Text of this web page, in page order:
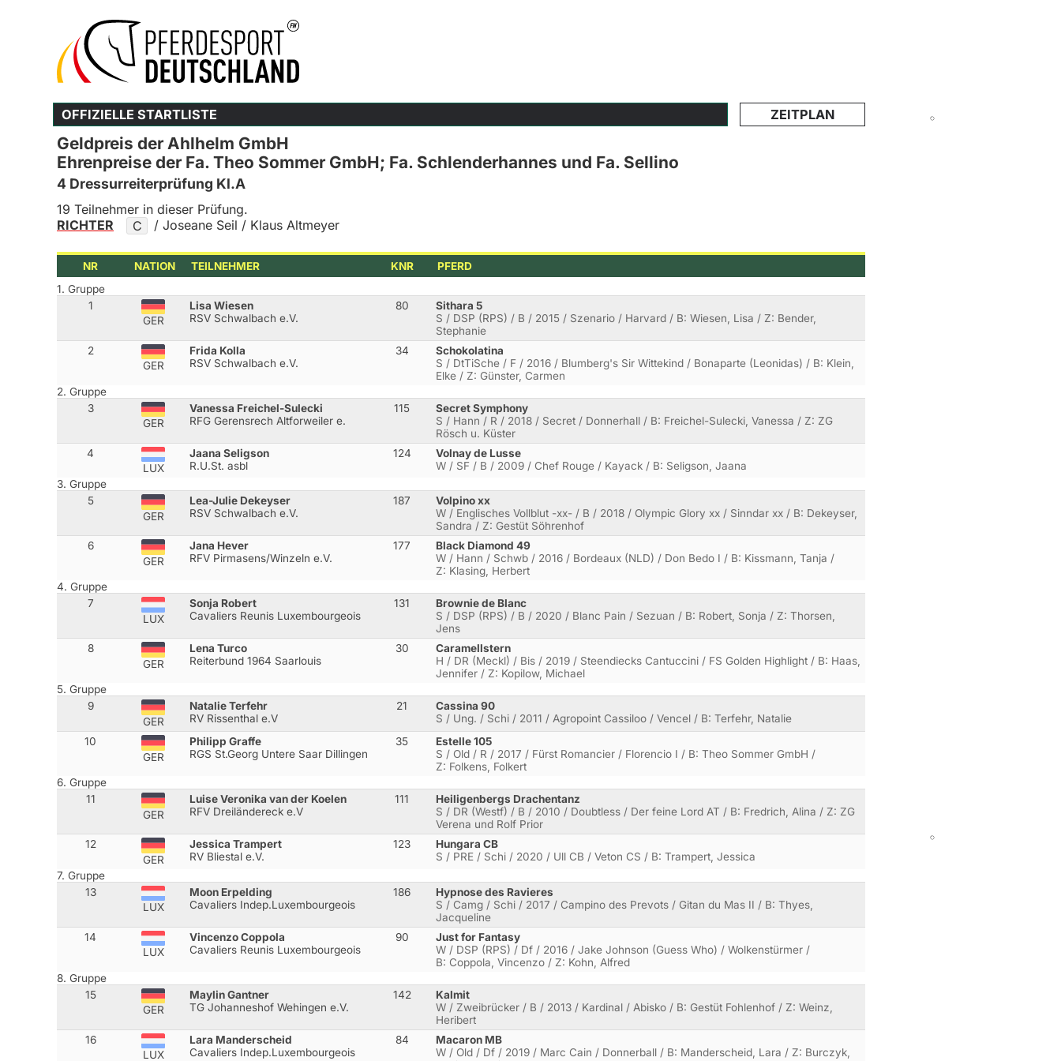
OFFIZIELLE STARTLISTE ZEITPLAN
Geldpreis der Ahlhelm GmbH
Ehrenpreise der Fa. Theo Sommer GmbH; Fa. Schlenderhannes und Fa. Sellino
4 Dressurreiterprüfung Kl.A
19 Teilnehmer in dieser Prüfung.
RICHTER
C / Joseane Seil / Klaus Altmeyer
NR NATION TEILNEHMER KNR
PFERD
1. Gruppe
1
GER
Lisa Wiesen
RSV Schwalbach e.V.
80
Sithara 5
S / DSP (RPS) / B / 2015 / Szenario / Harvard / B: Wiesen, Lisa / Z: Bender,
Stephanie
2
GER
Frida Kolla
RSV Schwalbach e.V.
34
Schokolatina
S / DtTiSche / F / 2016 / Blumberg's Sir Wittekind / Bonaparte (Leonidas) / B: Klein,
Elke / Z: Günster, Carmen
2. Gruppe
3
GER
Vanessa Freichel-Sulecki
RFG Gerensrech Altforweiler e.
115
Secret Symphony
S / Hann / R / 2018 / Secret / Donnerhall / B: Freichel-Sulecki, Vanessa / Z: ZG
Rösch u. Küster
4
LUX
Jaana Seligson
R.U.St. asbl
124
Volnay de Lusse
W / SF / B / 2009 / Chef Rouge / Kayack / B: Seligson, Jaana
3. Gruppe
5
GER
Lea-Julie Dekeyser
RSV Schwalbach e.V.
187
Volpino xx
W / Englisches Vollblut -xx- / B / 2018 / Olympic Glory xx / Sinndar xx / B: Dekeyser,
Sandra / Z: Gestüt Söhrenhof
6
GER
Jana Hever
RFV Pirmasens/Winzeln e.V.
177
Black Diamond 49
W / Hann / Schwb / 2016 / Bordeaux (NLD) / Don Bedo I / B: Kissmann, Tanja /
Z: Klasing, Herbert
4. Gruppe
7
LUX
Sonja Robert
Cavaliers Reunis Luxembourgeois
131
Brownie de Blanc
S / DSP (RPS) / B / 2020 / Blanc Pain / Sezuan / B: Robert, Sonja / Z: Thorsen,
Jens
8
GER
Lena Turco
Reiterbund 1964 Saarlouis
30
Caramellstern
H / DR (Meckl) / Bis / 2019 / Steendiecks Cantuccini / FS Golden Highlight / B: Haas,
Jennifer / Z: Kopilow, Michael
5. Gruppe
9
GER
Natalie Terfehr
RV Rissenthal e.V
21
Cassina 90
S / Ung. / Schi / 2011 / Agropoint Cassiloo / Vencel / B: Terfehr, Natalie
10
GER
Philipp Graffe
RGS St.Georg Untere Saar Dillingen
35
Estelle 105
S / Old / R / 2017 / Fürst Romancier / Florencio I / B: Theo Sommer GmbH /
Z: Folkens, Folkert
6. Gruppe
11
GER
Luise Veronika van der Koelen
RFV Dreiländereck e.V
111
Heiligenbergs Drachentanz
S / DR (Westf) / B / 2010 / Doubtless / Der feine Lord AT / B: Fredrich, Alina / Z: ZG
Verena und Rolf Prior
12
GER
Jessica Trampert
RV Bliestal e.V.
123
Hungara CB
S / PRE / Schi / 2020 / Ull CB / Veton CS / B: Trampert, Jessica
7. Gruppe
13
LUX
Moon Erpelding
Cavaliers Indep.Luxembourgeois
186
Hypnose des Ravieres
S / Camg / Schi / 2017 / Campino des Prevots / Gitan du Mas II / B: Thyes,
Jacqueline
14
LUX
Vincenzo Coppola
Cavaliers Reunis Luxembourgeois
90
Just for Fantasy
W / DSP (RPS) / Df / 2016 / Jake Johnson (Guess Who) / Wolkenstürmer /
B: Coppola, Vincenzo / Z: Kohn, Alfred
8. Gruppe
15
GER
Maylin Gantner
TG Johanneshof Wehingen e.V.
142
Kalmit
W / Zweibrücker / B / 2013 / Kardinal / Abisko / B: Gestüt Fohlenhof / Z: Weinz,
Heribert
16
LUX
Lara Manderscheid
Cavaliers Indep.Luxembourgeois
84
Macaron MB
W / Old / Df / 2019 / Marc Cain / Donnerball / B: Manderscheid, Lara / Z: Burczyk,